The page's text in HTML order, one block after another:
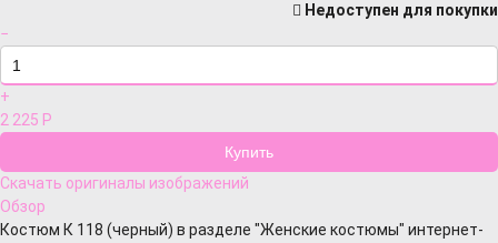
Недоступен для покупки
−
+
2 225 Р
Скачать оригиналы изображений
Обзор
Костюм К 118 (черный) в разделе "Женские костюмы" интернет-